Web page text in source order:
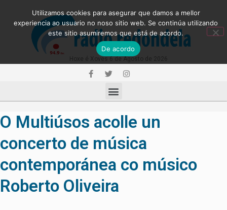
O Multiúsos acolle un
concerto de música
contemporánea co músico
Roberto Oliveira
Utilizamos cookies para asegurar que damos a mellor
experiencia ao usuario no noso sitio web. Se continúa utilizando
este sitio asumiremos que está de acordo.
De acordo